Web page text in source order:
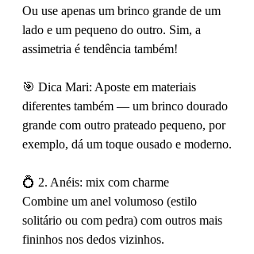
Ou use apenas um brinco grande de um
lado e um pequeno do outro. Sim, a
assimetria é tendência também!
🎯 Dica Mari: Aposte em materiais
diferentes também — um brinco dourado
grande com outro prateado pequeno, por
exemplo, dá um toque ousado e moderno.
💍 2. Anéis: mix com charme
Combine um anel volumoso (estilo
solitário ou com pedra) com outros mais
fininhos nos dedos vizinhos.